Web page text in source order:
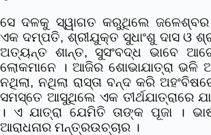
ସେ ଦଳକୁ ସ୍ୱାଗତ କରୁଥିଲେ
ଏକ ଦମ୍ପତି, ଶ୍ରୀଯୁକ୍ତ ସୁଧାଂଶୁ ଦାସ ଓ
ଅତ୍ୟନ୍ତ ଶାନ୍ତ, ସୁସଂବଦ୍ଧ ଭାବେ
ଲୋକମାନେ । ଆଜିର ଶୋଭାଯାତ୍ରା ଭଳି
ନଥିଲା, ନଥିଲା ରାସ୍ତା ବନ୍ଦ କରି
ସମସ୍ତେ ଆସୁଥିଲେ ଏକ ତୀର୍ଥଯାତ୍ରାରେ
। ଏ ଯାତ୍ରା ଯେମିତି ତାଙ୍କ ପୂଜା ।
ଆରାଧନାର ମନ୍ତ୍ରଉଚ୍ଚାର ।